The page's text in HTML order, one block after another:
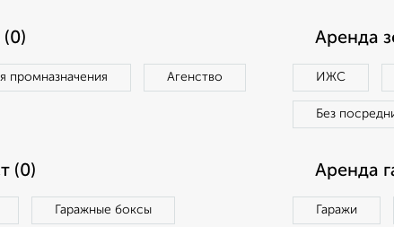
промназначения Агенство
Аренда
ИЖС
Без
(0)
Гаражные боксы
Аренда
Гаражи